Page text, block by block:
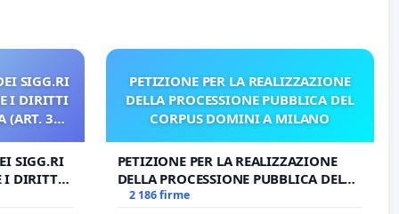
SIGG.RI
I DIRITTI
(ART. 3
SIGG.RI
I DIRITTI
3 UDG)
PETIZIONE PER LA REALIZZAZIONE
DELLA PROCESSIONE PUBBLICA DEL
CORPUS DOMINI A MILANO
PETIZIONE PER LA REALIZZAZIONE
DELLA PROCESSIONE PUBBLICA DEL
CORPUS DOMINI A MILANO
2 186 firme